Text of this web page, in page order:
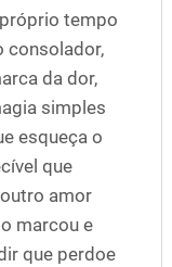
tempo
consolador,
da dor,
simples
esqueça o
que
amor
marcou e
que perdoe